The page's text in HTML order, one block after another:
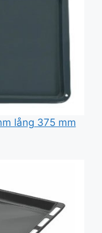
lång 375 mm